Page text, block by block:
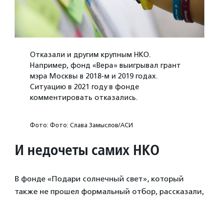
Отказали и другим крупным НКО.
Например, фонд «Вера» выигрывал грант
мэра Москвы в 2018-м и 2019 годах.
Ситуацию в 2021 году в фонде
комментировать отказались.
Фото: Фото: Слава Замыслов/АСИ
И недочеты самих НКО
В фонде «Подари солнечный свет», который
также не прошел формальный отбор, рассказали,